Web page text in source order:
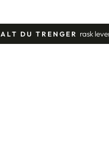
Stopp
ALT DU TRENGER rask